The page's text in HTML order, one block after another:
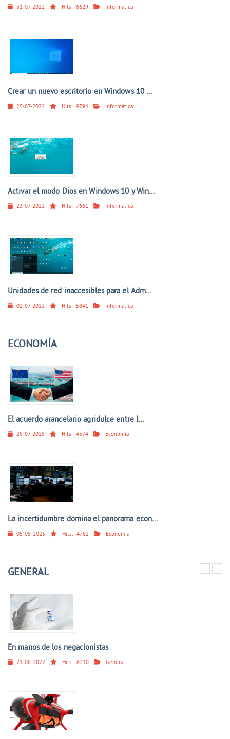
31-07-2022 Hits: 6629 Informática
Crear un nuevo escritorio en Windows 10 ...
25-07-2022 Hits: 9794 Informática
Activar el modo Dios en Windows 10 y Win...
23-07-2022 Hits: 7661 Informática
Unidades de red inaccesibles para el Adm...
02-07-2022 Hits: 5841 Informática
ECONOMÍA
El acuerdo arancelario agridulce entre l...
28-07-2025 Hits: 4374 Economía
La incertidumbre domina el panorama econ...
05-05-2025 Hits: 4782 Economía
GENERAL
En manos de los negacionistas
21-08-2022 Hits: 6210 General